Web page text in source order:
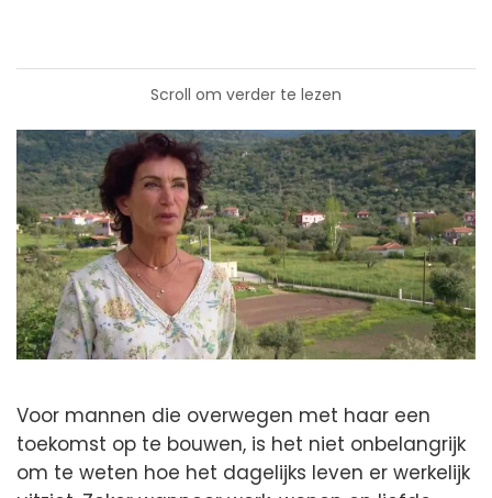
Scroll om verder te lezen
Voor mannen die overwegen met haar een
toekomst op te bouwen, is het niet onbelangrijk
om te weten hoe het dagelijks leven er werkelijk